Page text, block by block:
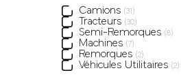
Camions (31)
Tracteurs (30)
Semi-Remorques (8)
Machines (7)
Remorques (2)
Véhicules Utilitaires (2)